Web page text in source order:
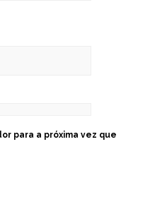
para a próxima vez que